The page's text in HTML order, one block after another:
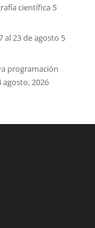
científica 5
al 23 de agosto 5
programación
agosto, 2026